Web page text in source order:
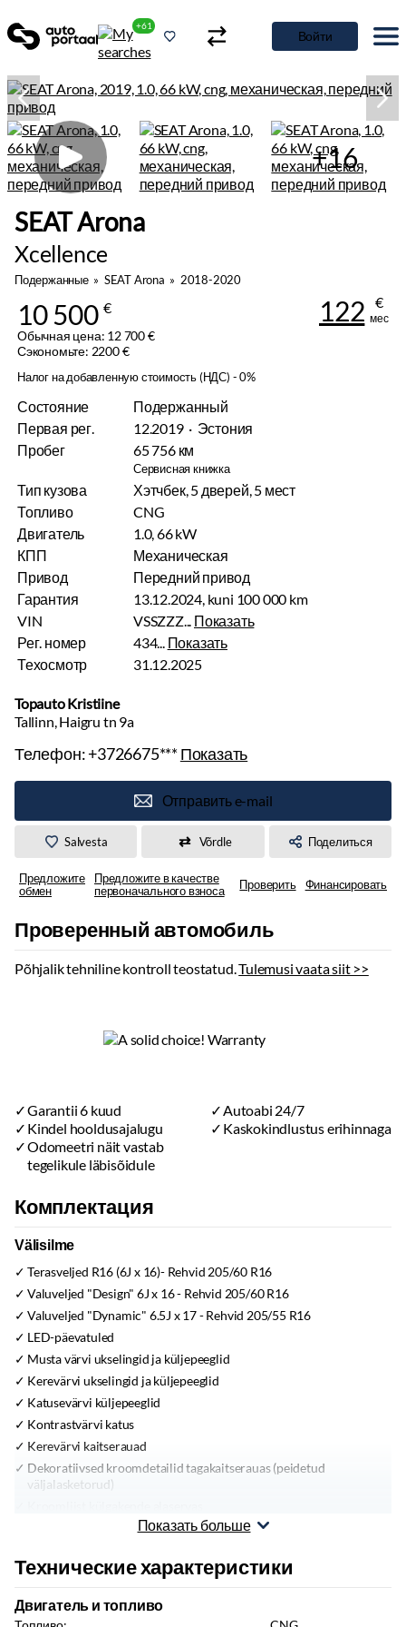
+61
Войти
+16
SEAT Arona
Xcellence
Подержанные» SEAT Arona » 2018-2020
10 500 €
Обычная цена: 12 700 €
Сэкономьте: 2200 €
122 €
мес
Налог на добавленную стоимость (НДС) - 0%
Состояние
Подержанный
Первая рег.
12.2019 · Эстония
Пробег
65 756 км
Сервисная книжка
Тип кузова
Хэтчбек, 5 дверей, 5 мест
Топливо
CNG
Двигатель
1.0, 66 kW
КПП
Механическая
Привод
Передний привод
Гарантия
13.12.2024, kuni 100 000 km
VIN
VSSZZZ... Показать
Рег. номер
434... Показать
Техосмотр
31.12.2025
Topauto Kristiine
Tallinn, Haigru tn 9a
Телефон:+3726675***Показать
Отправить e-mail
Salvesta Võrdle Поделиться
Предложите
обмен
Предложите в качестве
первоначального взноса
Проверить Финансировать
Проверенный автомобиль
Põhjalik tehniline kontroll teostatud.Tulemusi vaata siit >>
Garantii 6 kuud
Kindel hooldusajalugu
Odomeetri näit vastab
tegelikule läbisõidule
Autoabi 24/7
Kaskokindlustus erihinnaga
Комплектация
Välisilme
Terasveljed R16 (6J x 16)- Rehvid 205/60 R16
Valuveljed "Design" 6J x 16 - Rehvid 205/60 R16
Valuveljed "Dynamic" 6.5J x 17 - Rehvid 205/55 R16
LED-päevatuled
Musta värvi ukselingid ja küljepeeglid
Kerevärvi ukselingid ja küljepeeglid
Katusevärvi küljepeeglid
Kontrastvärvi katus
Kerevärvi kaitserauad
Dekoratiivsed kroomdetailid tagakaitserauas (peidetud
väljalasketorud)
Mustad katusereelingud
Kurvitulede funktsiooniga esiudutuled
Salong
Показать больше
Технические характеристики
Двигатель и топливо